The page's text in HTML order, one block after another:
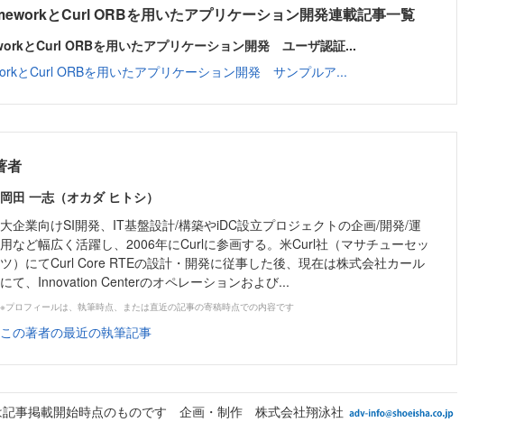
とCurl ORBを用いたアプリケーション開発連載記事一覧
とCurl ORBを用いたアプリケーション開発 ユーザ認証...
とCurl ORBを用いたアプリケーション開発 サンプルア...
者
岡田 一志（オカダ ヒトシ）
大企業向けSI開発、IT基盤設計/構築やiDC設立プロジェクトの企画/開発/運
用など幅広く活躍し、2006年にCurlに参画する。米Curl社（マサチューセッ
ツ）にてCurl Core RTEの設計・開発に従事した後、現在は株式会社カール
にて、Innovation Centerのオペレーションおよび...
※プロフィールは、執筆時点、または直近の記事の寄稿時点での内容です
この著者の最近の執筆記事
記事掲載開始時点のものです 企画・制作 株式会社翔泳社